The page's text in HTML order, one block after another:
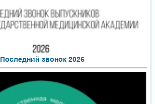
Последний звонок 2026